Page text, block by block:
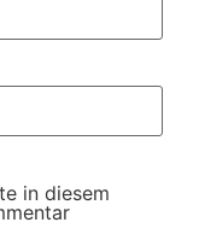
in diesem